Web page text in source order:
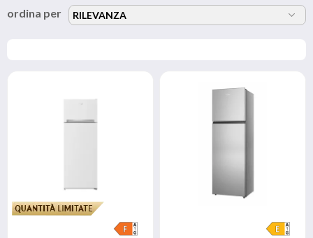
ordina per